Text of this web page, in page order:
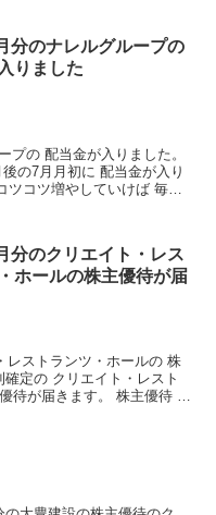
分のナレルグループの
りました
プの 配当金が入りました。
の7月月初に 配当金が入り
コツ増やしていけば 毎月
分のクリエイト・レス
ホールの株主優待が届
レストランツ・ホールの 株
定の クリエイト・レスト
待が届きます。 株主優待 ク